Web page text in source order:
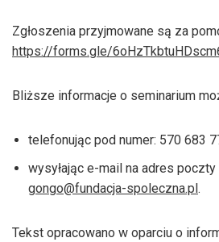
Zgłoszenia przyjmowane są za
https://forms.gle/
Bliższe informacje o seminarium
telefonując pod numer: 570 683
wysyłając e-mail na adres
gongo@fundacja-spoleczna.pl.
Tekst opracowano w oparciu o